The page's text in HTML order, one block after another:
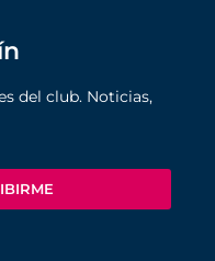
del club. Noticias,